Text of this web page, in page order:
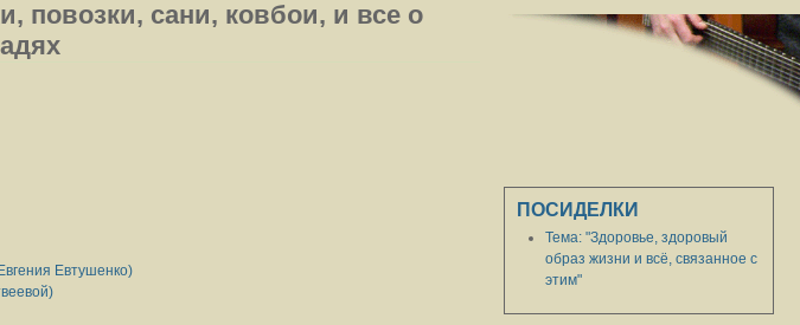
повозки, сани, ковбои, и все о
Евтушенко)
ПОСИДЕЛКИ
Тема: "Здоровье, здоровый
образ жизни и всё, связанное с
этим"